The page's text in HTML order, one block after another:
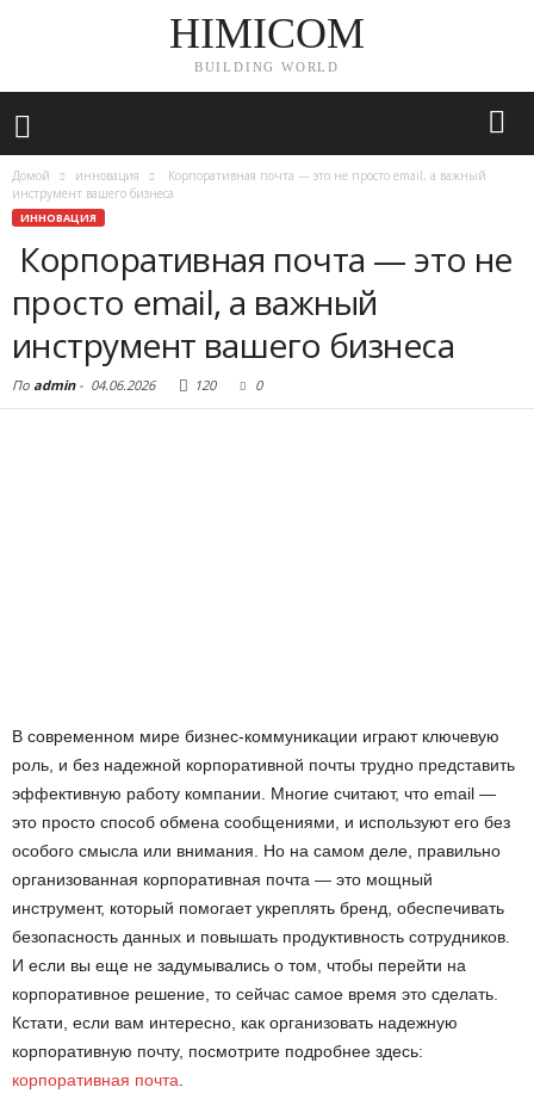
HIMICOM
BUILDING WORLD
Домой инновация
Корпоративная почта — это не просто email, а важный
инструмент вашего бизнеса
ИННОВАЦИЯ
Корпоративная почта — это не
просто email, а важный
инструмент вашего бизнеса
По admin- 04.06.2026 120 0
В современном мире бизнес-коммуникации играют ключевую
роль, и без надежной корпоративной почты трудно представить
эффективную работу компании. Многие считают, что email —
это просто способ обмена сообщениями, и используют его без
особого смысла или внимания. Но на самом деле, правильно
организованная корпоративная почта — это мощный
инструмент, который помогает укреплять бренд, обеспечивать
безопасность данных и повышать продуктивность сотрудников.
И если вы еще не задумывались о том, чтобы перейти на
корпоративное решение, то сейчас самое время это сделать.
Кстати, если вам интересно, как организовать надежную
корпоративную почту, посмотрите подробнее здесь:
корпоративная почта